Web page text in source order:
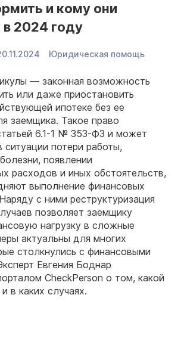
и кому они
2024 году
Юридическая помощь
— законная возможность
или даже приостановить
ипотеке без ее
заемщика. Такое право
6.1-1 № 353-ФЗ и может
ситуации потери работы,
появлении
расходов и иных обстоятельств,
выполнение финансовых
с ними реструктуризация
позволяет заемщику
нагрузку в сложные
актуальны для многих
столкнулись с финансовыми
Евгения Боднар
CheckPerson о том, какой
в каких случаях.